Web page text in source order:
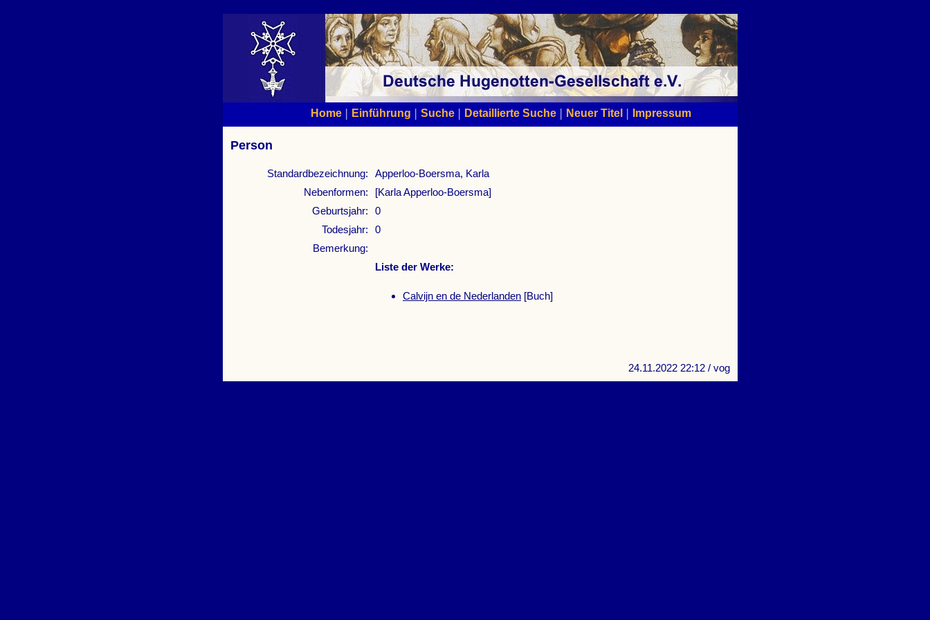
Home | Einführung | Suche | Detaillierte Suche | Neuer Titel | Impressum
Person
Standardbezeichnung:
Apperloo-Boersma, Karla
Nebenformen:
[Karla Apperloo-Boersma]
Geburtsjahr:
0
Todesjahr:
0
Bemerkung:
Liste der Werke:
Calvijn en de Nederlanden [Buch]
24.11.2022 22:12 / vog